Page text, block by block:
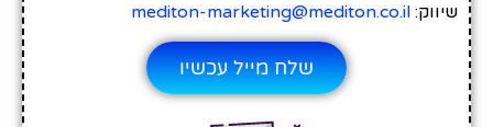
שיווק: mediton-marketing@mediton.co.il
שלח מייל עכשיו